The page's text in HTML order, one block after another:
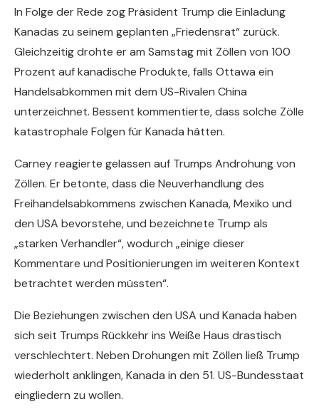
In Folge der Rede zog Präsident Trump die Einladung
Kanadas zu seinem geplanten „Friedensrat“ zurück.
Gleichzeitig drohte er am Samstag mit Zöllen von 100
Prozent auf kanadische Produkte, falls Ottawa ein
Handelsabkommen mit dem US-Rivalen China
unterzeichnet. Bessent kommentierte, dass solche Zölle
katastrophale Folgen für Kanada hätten.
Carney reagierte gelassen auf Trumps Androhung von
Zöllen. Er betonte, dass die Neuverhandlung des
Freihandelsabkommens zwischen Kanada, Mexiko und
den USA bevorstehe, und bezeichnete Trump als
„starken Verhandler“, wodurch „einige dieser
Kommentare und Positionierungen im weiteren Kontext
betrachtet werden müssten“.
Die Beziehungen zwischen den USA und Kanada haben
sich seit Trumps Rückkehr ins Weiße Haus drastisch
verschlechtert. Neben Drohungen mit Zöllen ließ Trump
wiederholt anklingen, Kanada in den 51. US-Bundesstaat
eingliedern zu wollen.